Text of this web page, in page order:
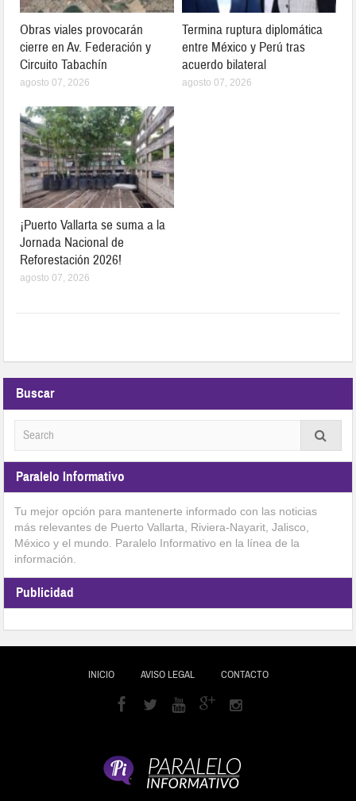
Obras viales provocarán
cierre en Av. Federación y
Circuito Tabachín
agosto 07, 2026
Termina ruptura diplomática
entre México y Perú tras
acuerdo bilateral
agosto 07, 2026
¡Puerto Vallarta se suma a la
Jornada Nacional de
Reforestación 2026!
agosto 07, 2026
Buscar
Paralelo Informativo
Tu mejor opción para mantenerte informado con las noticias
más relevantes de Puerto Vallarta, Riviera-Nayarit, Jalisco,
México y el mundo. Paralelo Informativo en la línea de la
información.
Publicidad
INICIO AVISO LEGAL CONTACTO